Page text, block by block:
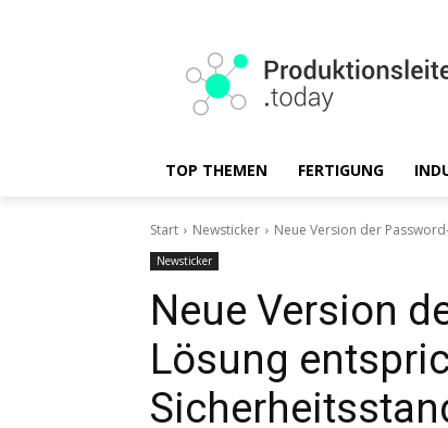
TOP THEMEN FERTIGUNG
Start Newsticker Neue Version der
Newsticker
Neue Version
Lösung